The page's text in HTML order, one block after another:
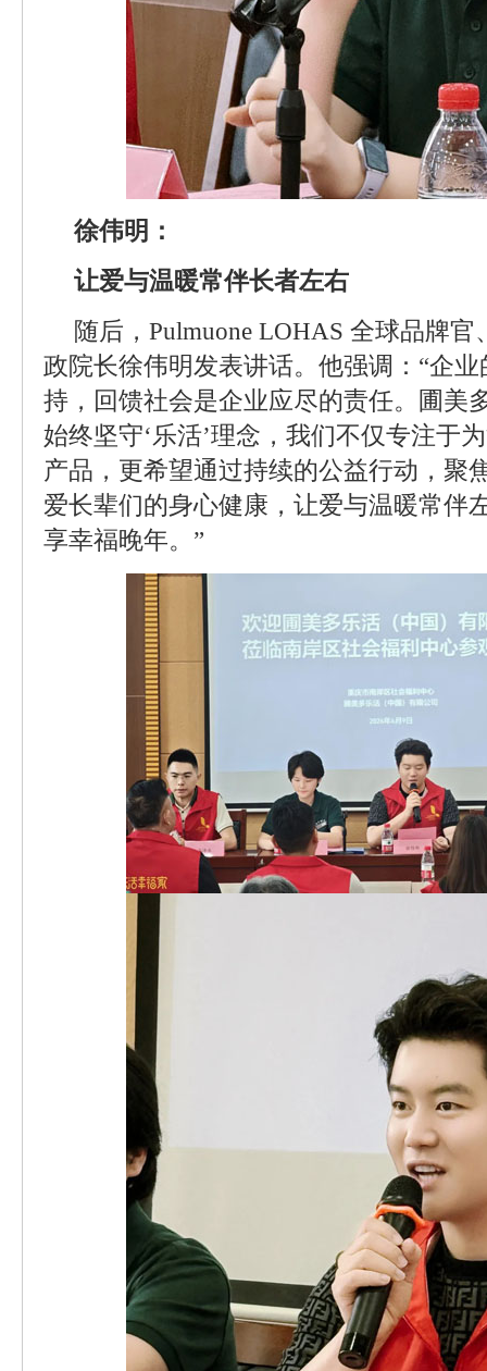
徐伟明：
让爱与温暖常伴长者左右
随后，Pulmuone LOHAS 全球品牌
政院长徐伟明发表讲话。他强调：“企
持，回馈社会是企业应尽的责任。圃美
始终坚守‘乐活’理念，我们不仅专注于
产品，更希望通过持续的公益行动，聚
爱长辈们的身心健康，让爱与温暖常伴
享幸福晚年。”